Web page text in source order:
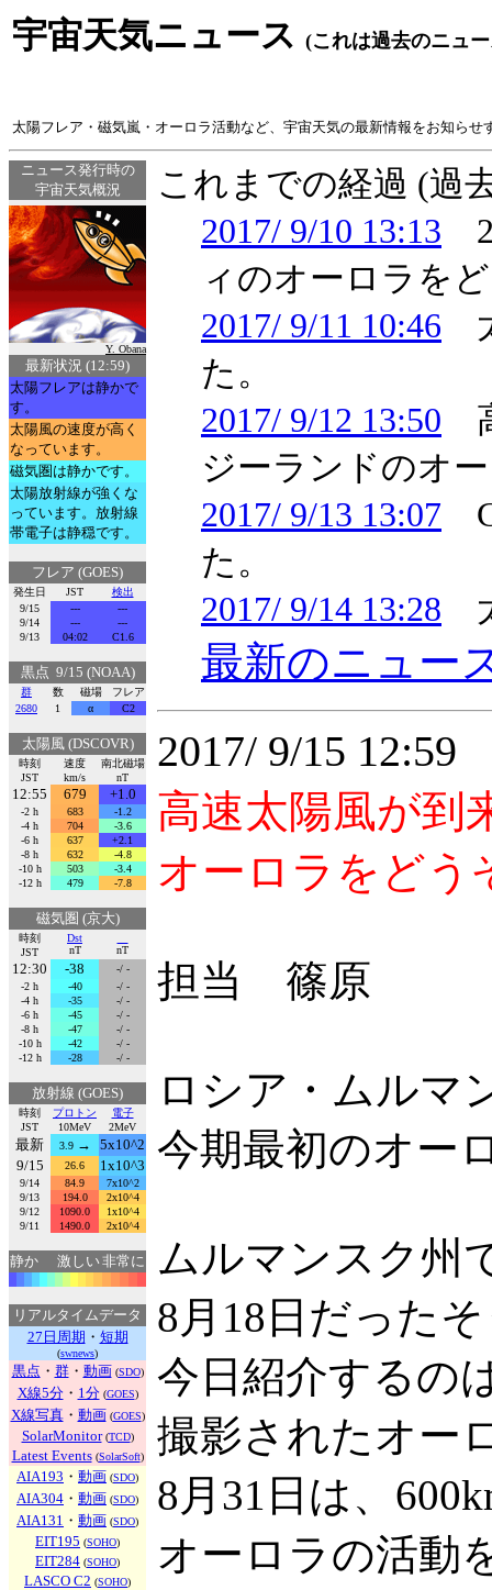
宇宙天気ニュース (これは過去のニュ
太陽フレア・磁気嵐・オーロラ活動など、宇宙天気の最新情報をお知らせ
ニュース発行時の
宇宙天気概況
Y. Obana
最新状況 (12:59)
太陽フレアは静かで
す。
太陽風の速度が高く
なっています。
磁気圏は静かです。
太陽放射線が強くな
っています。放射線
帯電子は静穏です。
フレア (GOES)
発生日 JST
検出
9/15
---
---
9/14
---
---
9/13
04:02 C1.6
黒点 9/15 (NOAA)
群 数 磁場
フレア
2680
1 α C2
太陽風 (DSCOVR)
時刻
JST
速度
km/s
南北磁場
nT
12:55 679 +1.0
-2 h 683
-1.2
-4 h
704
-3.6
-6 h
637
+2.1
-8 h
632
-4.8
-10 h
503
-3.4
-12 h
479 -7.8
磁気圏 (京大)
時刻
JST
Dst
nT
nT
12:30 -38
-/ -
-2 h
-40
-/ -
-4 h
-35
-/ -
-6 h
-45
-/ -
-8 h
-47
-/ -
-10 h
-42
-/ -
-12 h
-28 -/ -
放射線 (GOES)
時刻
JST
プロトン
10MeV
電子
2MeV
最新 3.9→
5x10^2
9/15
26.6 1x10^3
9/14 84.9
7x10^2
9/13
194.0
2x10^4
9/12
1090.0
1x10^4
9/11
1490.0 2x10^4
静か 激しい非常に
リアルタイムデータ
27日周期 ・ 短期
(swnews)
黒点 ・ 群・ 動画 (SDO)
X線5分・ 1分(GOES)
X線写真・ 動画 (GOES)
SolarMonitor(TCD)
Latest Events(SolarSoft)
AIA193 ・ 動画 (SDO)
AIA304 ・ 動画 (SDO)
AIA131 ・ 動画 (SDO)
EIT195 (SOHO)
EIT284 (SOHO)
LASCO C2 (SOHO)
これまでの経過 (過
2017/ 9/10 13:13
ィのオーロラを
2017/ 9/11 10:46
た。
2017/ 9/12 13:50
ジーランドのオ
2017/ 9/13 13:07
た。
2017/ 9/14 13:28
最新のニュー
2017/ 9/15
高速太陽風が到
オーロラをどう
担当 篠原
ロシア・ムルマ
今期最初のオー
ムルマンスク州
8月18日だった
今日紹介するの
撮影されたオー
8月31日は、
オーロラの活動